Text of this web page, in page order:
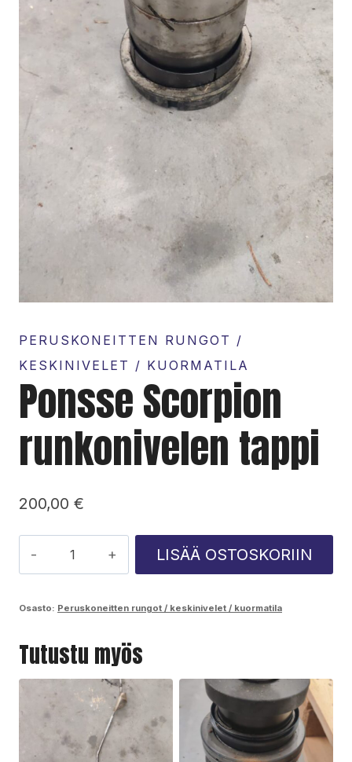
PERUSKONEITTEN RUNGOT /
KESKINIVELET / KUORMATILA
Ponsse Scorpion
runkonivelen tappi
200,00 €
Scorpion
määrä
LISÄÄ OSTOSKORIIN
Osasto: Peruskoneitten rungot / keskinivelet / kuormatila
Tutustu myös